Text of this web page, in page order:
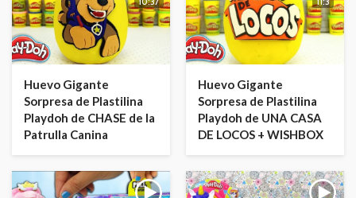
Huevo Gigante
Sorpresa de Plastilina
Playdoh de CHASE de la
Patrulla Canina
Huevo Gigante
Sorpresa de Plastilina
Playdoh de UNA CASA
DE LOCOS + WISHBOX